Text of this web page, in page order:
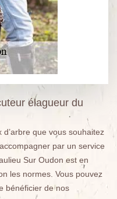
élagueur du
que vous souhaitez
par un service
Sur Oudon est en
les normes. Vous pouvez
bénéficier de nos